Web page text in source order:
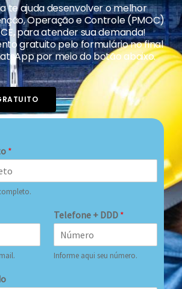
te ajuda desenvolver o melhor
Operação e Controle (PMOC)
para atender sua demanda!
gratuito pelo formulário no final
por meio do botão abaixo.
*
Telefone + DDD *
Informe aqui seu número.